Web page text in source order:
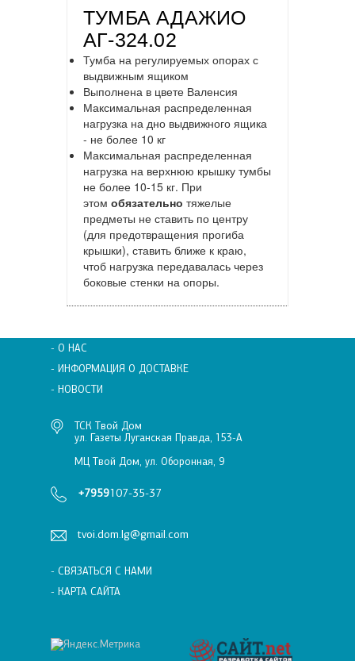
ТУМБА АДАЖИО
АГ-324.02
Тумба на регулируемых опорах с
выдвижным ящиком
Выполнена в цвете Валенсия
Максимальная распределенная
нагрузка на дно выдвижного ящика
- не более 10 кг
Максимальная распределенная
нагрузка на верхнюю крышку тумбы
не более 10-15 кг. При
этом обязательно тяжелые
предметы не ставить по центру
(для предотвращения прогиба
крышки), ставить ближе к краю,
чтоб нагрузка передавалась через
боковые стенки на опоры.
- О НАС
- ИНФОРМАЦИЯ О ДОСТАВКЕ
- НОВОСТИ
ТСК Твой Дом
ул. Газеты Луганская Правда, 153-А
МЦ Твой Дом, ул. Оборонная, 9
+7959107-35-37
tvoi.dom.lg@gmail.com
- СВЯЗАТЬСЯ С НАМИ
- КАРТА САЙТА